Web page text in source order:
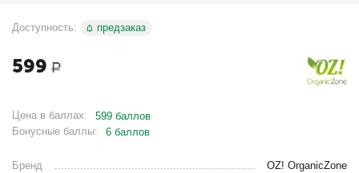
Доступность: предзаказ
599 Р
Цена в баллах:
599 баллов
Бонусные баллы:
6 баллов
Бренд
OZ! OrganicZone